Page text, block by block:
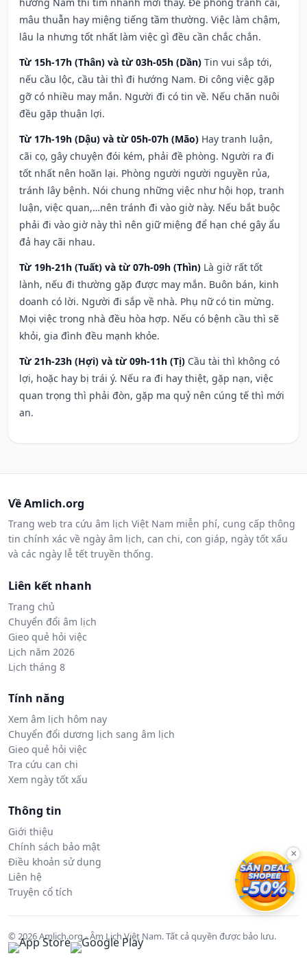
mâu thuẫn hay miệng tiếng tầm thường. Việc làm chậm,
lâu la nhưng tốt nhất làm việc gì đều cần chắc chắn.
Từ 15h-17h (Thân) và từ 03h-05h (Dần) Tin vui sắp tới,
nếu cầu lộc, cầu tài thì đi hướng Nam. Đi công việc gặp
gỡ có nhiều may mắn. Người đi có tin về. Nếu chăn nuôi
đều gặp thuận lợi.
Từ 17h-19h (Dậu) và từ 05h-07h (Mão) Hay tranh luận,
cãi cọ, gây chuyện đói kém, phải đề phòng. Người ra đi
tốt nhất nên hoãn lại. Phòng người người nguyền rủa,
tránh lây bệnh. Nói chung những việc như hội họp, tranh
luận, việc quan,…nên tránh đi vào giờ này. Nếu bắt buộc
phải đi vào giờ này thì nên giữ miệng để hạn ché gây ẩu
đả hay cãi nhau.
Từ 19h-21h (Tuất) và từ 07h-09h (Thìn) Là giờ rất tốt
lành, nếu đi thường gặp được may mắn. Buôn bán, kinh
doanh có lời. Người đi sắp về nhà. Phụ nữ có tin mừng.
Mọi việc trong nhà đều hòa hợp. Nếu có bệnh cầu thì sẽ
khỏi, gia đình đều mạnh khỏe.
Từ 21h-23h (Hợi) và từ 09h-11h (Tị) Cầu tài thì không có
lợi, hoặc hay bị trái ý. Nếu ra đi hay thiệt, gặp nạn, việc
quan trọng thì phải đòn, gặp ma quỷ nên cúng tế thì mới
an.
Về Amlich.org
Trang web tra cứu âm lịch Việt Nam miễn phí, cung cấp thông
tin chính xác về ngày âm lịch, can chi, con giáp, ngày tốt xấu
và các ngày lễ tết truyền thống.
Liên kết nhanh
Trang chủ
Chuyển đổi âm lịch
Gieo quẻ hỏi việc
Lịch năm 2026
Lịch tháng 8
Tính năng
Xem âm lịch hôm nay
Chuyển đổi dương lịch sang âm lịch
Gieo quẻ hỏi việc
Tra cứu can chi
Xem ngày tốt xấu
Thông tin
Giới thiệu
Chính sách bảo mật
Điều khoản sử dụng
Liên hệ
Truyện cổ tích
© 2026 Amlich.org - Âm Lịch Việt Nam. Tất cả quyền được bảo lưu.
×